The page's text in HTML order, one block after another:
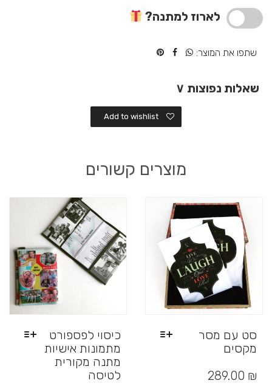
מתנה
מיוחדת
לארוז למתנה?
שתפו את המוצר:
שאלות נפוצות ∨
Add to wishlist
מוצרים קשורים
כיסוי לפספורט
מתמונות אישיות
מתנה מקורית
לטיסה
סט עם מסר
מקסים
זה 289.00 ₪